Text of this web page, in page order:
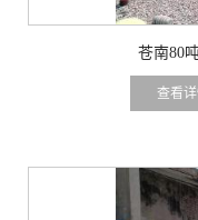
苍南80
查看